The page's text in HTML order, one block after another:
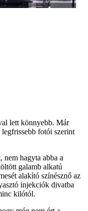
lett könnyebb. Már
fotói szerint
nem hagyta abba a
galamb alkatú
alakító színésznő az
injekciók divatba
kilótól.